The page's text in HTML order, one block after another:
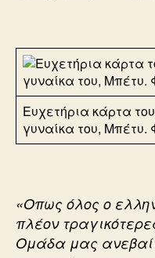
Ευχετήρια κάρτα
γυναίκα του, Μπέτυ.
«Οπως όλος ο
πλέον
Ομάδα μας